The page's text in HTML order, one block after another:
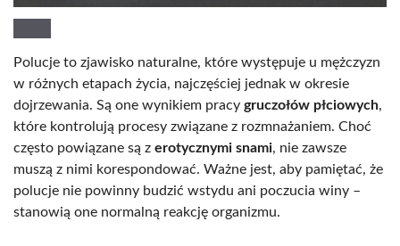
Polucje to zjawisko naturalne, które występuje u mężczyzn
w różnych etapach życia, najczęściej jednak w okresie
dojrzewania. Są one wynikiem pracy gruczołów płciowych,
które kontrolują procesy związane z rozmnażaniem. Choć
często powiązane są z erotycznymi snami, nie zawsze
muszą z nimi korespondować. Ważne jest, aby pamiętać, że
polucje nie powinny budzić wstydu ani poczucia winy –
stanowią one normalną reakcję organizmu.